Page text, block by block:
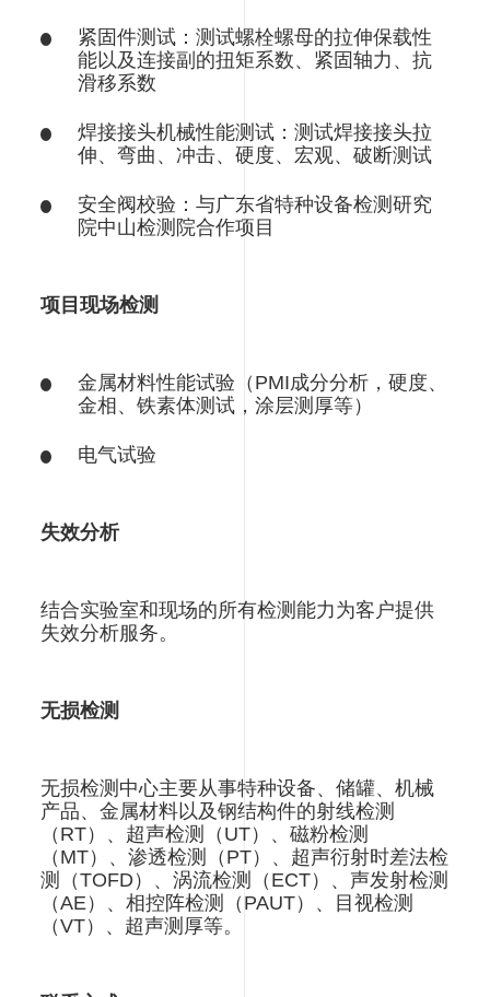
紧固件测试：测试螺栓螺母的拉伸保载性
能以及连接副的扭矩系数、紧固轴力、抗
滑移系数
焊接接头机械性能测试：测试焊接接头拉
伸、弯曲、冲击、硬度、宏观、破断测试
安全阀校验：与广东省特种设备检测研究
院中山检测院合作项目
项目现场检测
金属材料性能试验（ PMI成分分析，硬度、
金相、铁素体测试，涂层测厚等）
电气试验
失效分析
结合实验室和现场的所有检测能力为客户提供
失效分析服务。
无损检测
无损检测中心主要从事特种设备、储罐、机械
产品、金属材料以及钢结构件的射线检测
（ RT）、超声检测（ UT）、磁粉检测
（ MT）、渗透检测（ PT）、超声衍射时差法检
测（TOFD ）、涡流检测（ ECT）、声发射检测
（AE）、相控阵检测（ PAUT）、目视检测
（VT）、超声测厚等。